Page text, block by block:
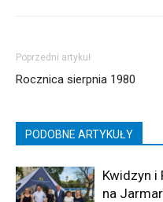
Poprzedni artykuł
Rocznica sierpnia 1980
PODOBNE ARTYKUŁY
Kwidzyn i
na